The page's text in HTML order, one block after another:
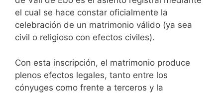
el cual se hace constar oficialmente la
celebración de un matrimonio válido (ya sea
civil o religioso con efectos civiles).
Con esta inscripción, el matrimonio produce
plenos efectos legales, tanto entre los
cónyuges como frente a terceros y la